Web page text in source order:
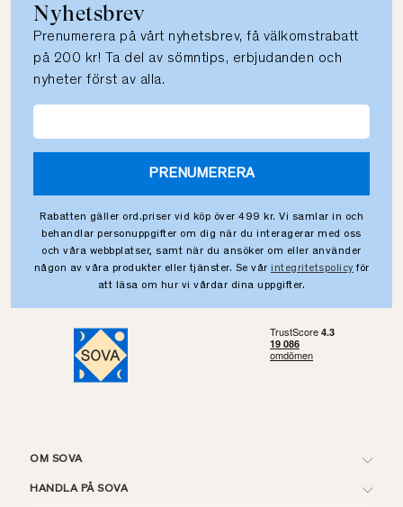
Nyhetsbrev
Prenumerera på vårt nyhetsbrev, få välkomstrabatt
på 200 kr! Ta del av sömntips, erbjudanden och
nyheter först av alla.
PRENUMERERA
Rabatten gäller ord.priser vid köp över 499 kr. Vi samlar in och
behandlar personuppgifter om dig när du interagerar med oss
och våra webbplatser, samt när du ansöker om eller använder
någon av våra produkter eller tjänster. Se vår integritetspolicy för
att läsa om hur vi vårdar dina uppgifter.
OM SOVA
HANDLA PÅ SOVA